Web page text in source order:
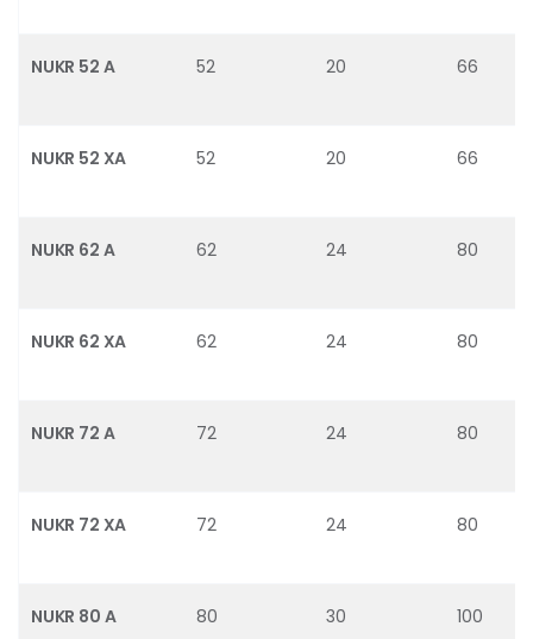
NUKR 52 A 52 20 66
NUKR 52 XA 52 20 66
NUKR 62 A 62 24 80
NUKR 62 XA 62 24 80
NUKR 72 A 72 24 80
NUKR 72 XA 72 24 80
NUKR 80 A 80 30 100